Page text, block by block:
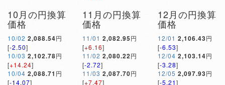
10月の円換算
価格
10/02 2,088.54円
[-2.50]
10/03 2,102.78円
[+14.24]
10/04 2,088.71 円
[-14.07]
11月の円換算
価格
11/01 2,082.95円
[+6.16]
11/02 2,080.22円
[-2.72]
11/03 2,087.70円
[+7.47]
12月の円換算
価格
12/01 2,106.43円
[-6.53]
12/04 2,103.14円
[-3.28]
12/05 2,097.93円
[-5.21]